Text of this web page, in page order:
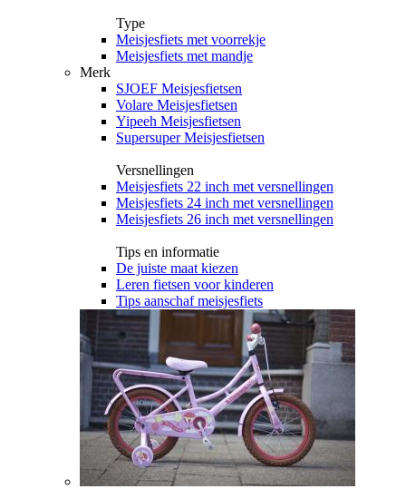
Type
Meisjesfiets met voorrekje
Meisjesfiets met mandje
Merk
SJOEF Meisjesfietsen
Volare Meisjesfietsen
Yipeeh Meisjesfietsen
Supersuper Meisjesfietsen
Versnellingen
Meisjesfiets 22 inch met versnellingen
Meisjesfiets 24 inch met versnellingen
Meisjesfiets 26 inch met versnellingen
Tips en informatie
De juiste maat kiezen
Leren fietsen voor kinderen
Tips aanschaf meisjesfiets